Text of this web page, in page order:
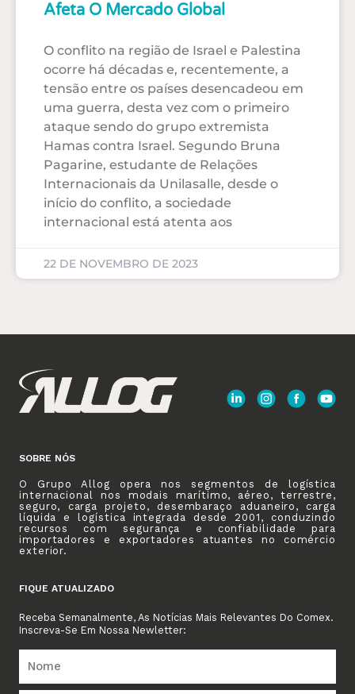
Afeta O Mercado Global
O conflito na região de Israel e Palestina
ocorre há décadas e, recentemente, a
tensão entre os países desencadeou em
uma guerra, desta vez com o primeiro
ataque sendo do grupo extremista
Hamas contra Israel. Segundo Bruna
Pagarine, estudante de Relações
Internacionais da Unilasalle, desde o
início do conflito, a sociedade
internacional está atenta aos
22 DE NOVEMBRO DE 2023
SOBRE NÓS
O Grupo Allog opera nos segmentos de logística
internacional nos modais marítimo, aéreo, terrestre,
seguro, carga projeto, desembaraço aduaneiro, carga
líquida e logística integrada desde 2001, conduzindo
recursos com segurança e confiabilidade para
importadores e exportadores atuantes no comércio
exterior.
FIQUE ATUALIZADO
Receba Semanalmente, As Notícias Mais Relevantes Do Comex.
Inscreva-Se Em Nossa Newletter: